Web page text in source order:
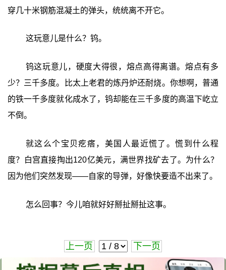
穿几十米钢筋混凝土的弹头，统统离不开它。
这玩意儿是什么？钨。
钨这玩意儿，硬度大得很，熔点高得离谱。熔点有多
少？三千多度。比太上老君的炼丹炉还耐烧。你想啊，普通
的铁一千多度就化成水了，钨却能在三千多度的高温下屹立
不倒。
就这么个宝贝疙瘩，美国人最近慌了。慌到什么程
度？白宫直接掏出120亿美元，满世界找矿去了。为什么？
因为他们突然发现——自家的导弹，好像快要造不出来了。
怎么回事？今儿咱就好好掰扯掰扯这事。
上一页 下一页